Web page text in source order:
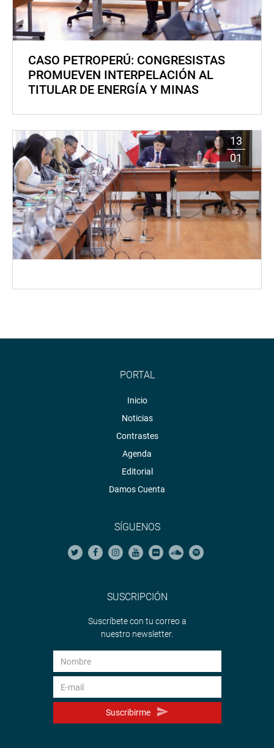
CASO PETROPERÚ: CONGRESISTAS
PROMUEVEN INTERPELACIÓN AL
TITULAR DE ENERGÍA Y MINAS
13
01
PORTAL
Inicio
Noticias
Contrastes
Agenda
Editorial
Damos Cuenta
SÍGUENOS
SUSCRIPCIÓN
Suscríbete con tu correo a
nuestro newsletter.
Suscribirme